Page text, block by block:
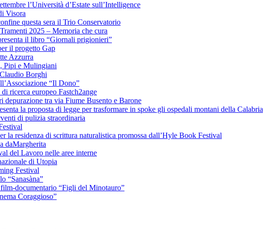
l’Università d’Estate sull’Intelligence
Visora
questa sera il Trio Conservatorio
2025 – Memoria che cura
il libro “Giornali prigionieri”
il progetto Gap
Azzurra
Pipi e Mulingiani
Borghi
“Il Dono”
ricerca europeo Fastch2ange
tra via Fiume Busento e Barone
la proposta di legge per trasformare in spoke gli ospedali montani della Calabria
di pulizia straordinaria
residenza di scrittura naturalistica promossa dall’Hyle Book Festival
daMargherita
del Lavoro nelle aree interne
di Utopia
Festival
“Sanasàna”
documentario “Figli del Minotauro”
Coraggioso”